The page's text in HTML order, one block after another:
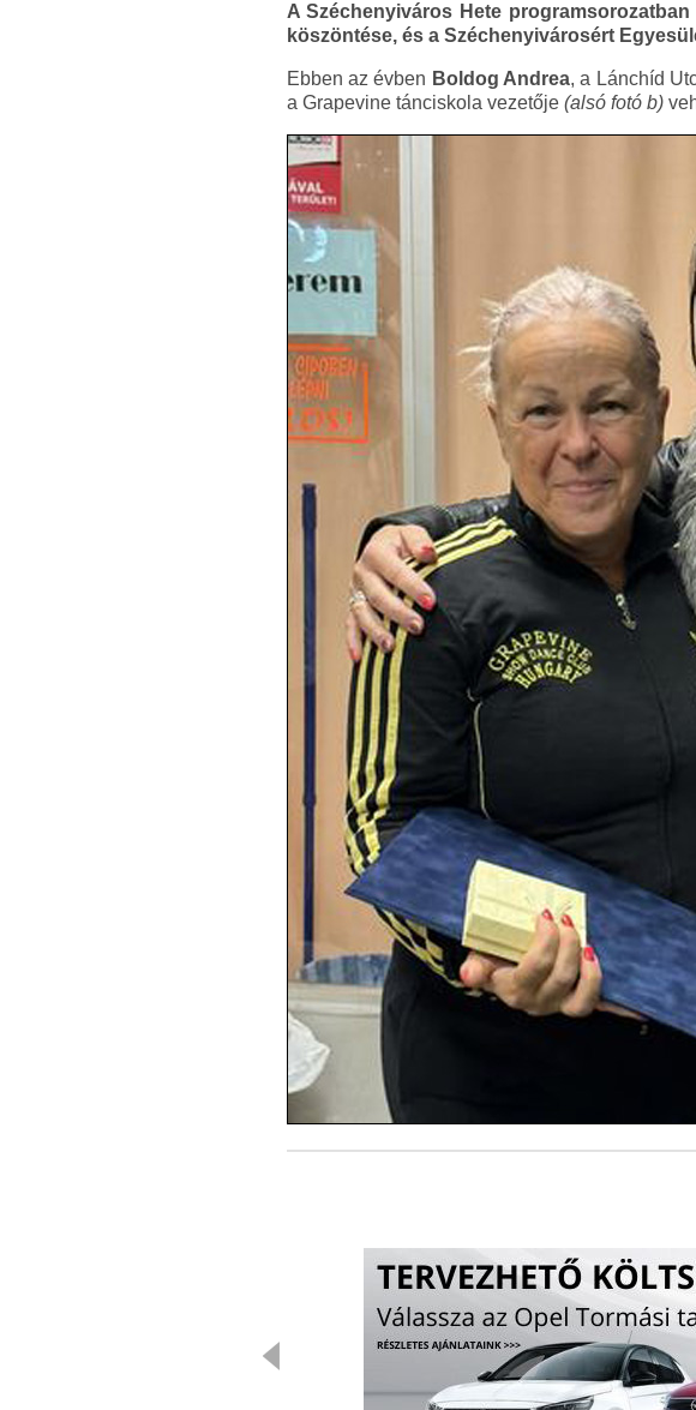
A Széchenyiváros Hete
köszöntése, és a Széchenyivárosért
Ebben az évben Boldog Andrea, a Lánchíd
a Grapevine tánciskola vezetője (alsó fotó b)